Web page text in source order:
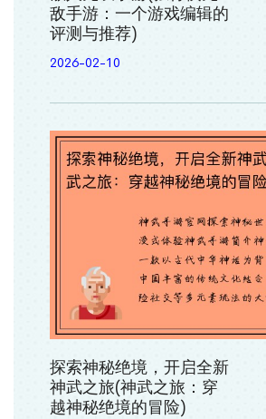
敌手游：一个游戏编辑的
评测与推荐)
2026-02-10
探索神秘绝境，开启全新
神武之旅(神武之旅：穿
越神秘绝境的冒险)